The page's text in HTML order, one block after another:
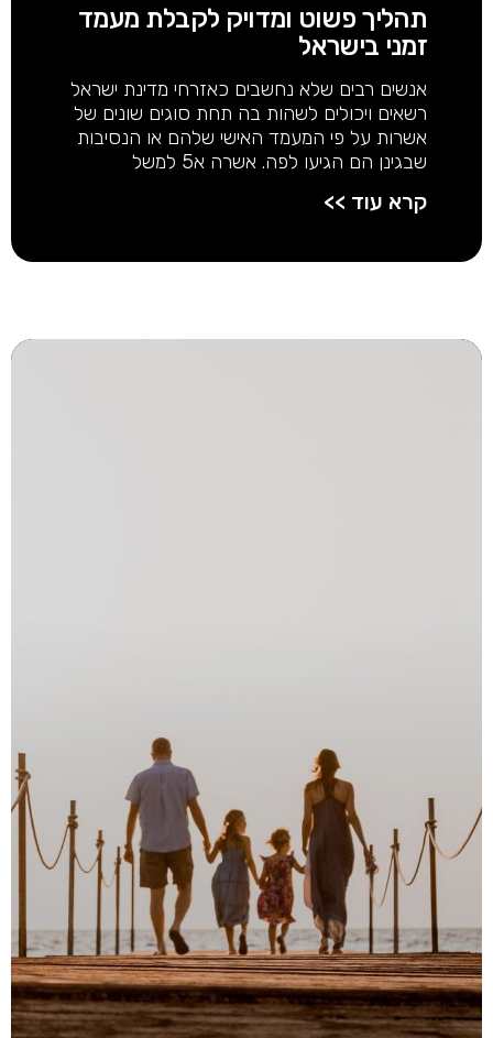
תהליך פשוט ומדויק לקבלת מעמד
זמני בישראל
אנשים רבים שלא נחשבים כאזרחי מדינת ישראל
רשאים ויכולים לשהות בה תחת סוגים שונים של
אשרות על פי המעמד האישי שלהם או הנסיבות
שבגינן הם הגיעו לפה. אשרה א5 למשל
קרא עוד >>